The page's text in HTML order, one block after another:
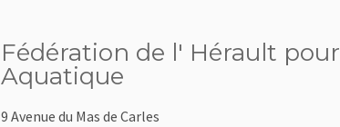
Fédération de l' Hérault
Aquatique
9 Avenue du Mas de Carles